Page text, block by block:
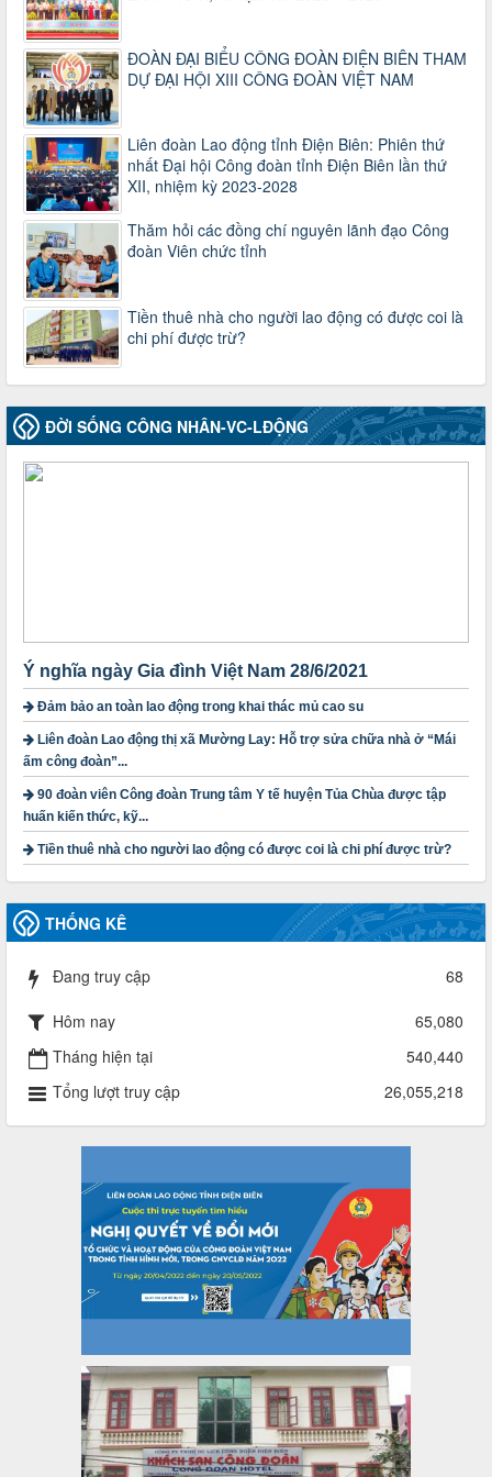
máy của hệ thống chính trị tinh gọn, hoạt động hiệu lực, hiệu
quả
Thời gian đăng: 25/12/2024
lượt xem: 1225 | lượt tải:339
37/HD-TLĐ
Hướng dẫn Công đoàn với việc tổ chức và hoạt động của
Ban Thanh tra Nhân dân
Thời gian đăng: 27/12/2024
lượt xem: 4950 | lượt tải:1353
35/HD-TLĐ
Hướng dẫn thực hiện một số nội dung chi liên quan đến
công tác kiểm tra, giám sát tại Công đoàn cơ sở
Thời gian đăng: 27/12/2024
lượt xem: 2075 | lượt tải:508
50/2024/QH/15
Luật Công đoàn 2024
Thời gian đăng: 25/12/2024
lượt xem: 4230 | lượt tải:322
2010-CV/TU
Tăng cường công tác lãnh đạo, chỉ đạo phát triển đoàn viên,
thành lập Công đoàn cơ sở trong các doanh nghiệp khu vực
năm 2025
Thời gian đăng: 23/09/2024
lượt xem: 4200 | lượt tải:1314
3716/TLD-TC
Công văn hướng dẫn công tác quả lý tài chính, tài sản công
đoàn khi đơn vị sát nhập, chấm dứt hoạt động
Thời gian đăng: 13/04/2025
lượt xem: 2005 | lượt tải:720
60/TB-LĐLĐ
Thông báo công khai dự toán thu, chi tài chính công đoàn
Thời gian đăng: 28/04/2025
lượt xem: 821 | lượt tải:285
485/QĐ-LĐLĐ
Quyết định về việc công bố công khai quyết toán ngân sách
nhà nước năm 2024
Thời gian đăng: 29/04/2025
lượt xem: 917 | lượt tải:254
2930/TLĐ-TC
Công văn số 2930/TLĐ-TC, ngày 31/12/2024 của Tổng
LĐLĐ Việt Nam về việc quy định tỷ lệ phân phối tự động
KPCĐ 2% qua tài khoản Công đoàn Việt Nam về các cấp
Thời gian đăng: 06/01/2025
lượt xem: 1067 | lượt tải:437
47-TTCĐ/BTGTU
Thông tin chuyên đề: Một số nôi dung về sắp xếp tổ chức bộ
máy của hệ thống chính trị tinh gọn, hoạt động hiệu lực, hiệu
lượt xem: 1225 | lượt tải:339
37/HD-TLĐ
Hướng dẫn Công đoàn với việc tổ chức và hoạt động của
Ban Thanh tra Nhân dân
Thời gian đăng: 27/12/2024
lượt xem: 4950 | lượt tải:1353
ĐOÀN ĐẠI BIỂU CÔNG ĐOÀN ĐIỆN BIÊN THAM
DỰ ĐẠI HỘI XIII CÔNG ĐOÀN VIỆT NAM
Liên đoàn Lao động tỉnh Điện Biên: Phiên thứ
nhất Đại hội Công đoàn tỉnh Điện Biên lần thứ
XII, nhiệm kỳ 2023-2028
Thăm hỏi các đồng chí nguyên lãnh đạo Công
đoàn Viên chức tỉnh
Tiền thuê nhà cho người lao động có được coi là
chi phí được trừ?
ĐỜI SỐNG CÔNG NHÂN-VC-LĐỘNG
Ý nghĩa ngày Gia đình Việt Nam 28/6/2021
Đảm bảo an toàn lao động trong khai thác mủ cao su
Liên đoàn Lao động thị xã Mường Lay: Hỗ trợ sửa chữa nhà ở “Mái
ấm công đoàn”...
90 đoàn viên Công đoàn Trung tâm Y tế huyện Tủa Chùa được tập
huấn kiến thức, kỹ...
Tiền thuê nhà cho người lao động có được coi là chi phí được trừ?
THỐNG KÊ
Đang truy cập 68
Hôm nay
65,080
Tháng hiện tại
540,440
Tổng lượt truy cập
26,055,218